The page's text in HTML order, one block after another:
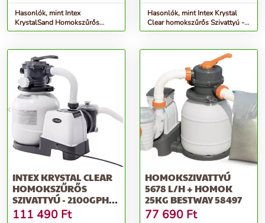
Hasonlók, mint Intex
KrystalSand Homokszűrős
vízforgató 2m³/h (26642)
Hasonlók, mint Intex Krystal
Clear homokszűrős Szivattyú -
2800GPH (26648)
INTEX KRYSTAL CLEAR
HOMOKSZŰRŐS
SZIVATTYÚ - 2100GPH
(26646)
111 490 Ft
HOMOKSZIVATTYÚ
5678 L/H + HOMOK
25KG BESTWAY 58497
77 690 Ft